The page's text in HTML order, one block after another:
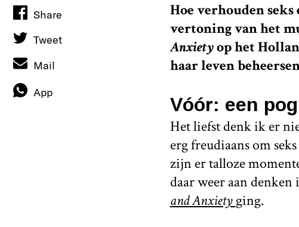
Hoe verhouden
vertoning van het
Anxietyop het
haar leven
Vóór: een
Het liefst denk ik er
erg freudiaans om
zijn er talloze
daar weer aan
and Anxietyging.
Share
Tweet
Mail
App